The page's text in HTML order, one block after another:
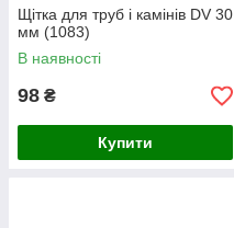
Щітка для труб і камінів DV 30
мм (1083)
В наявності
98 ₴
Купити